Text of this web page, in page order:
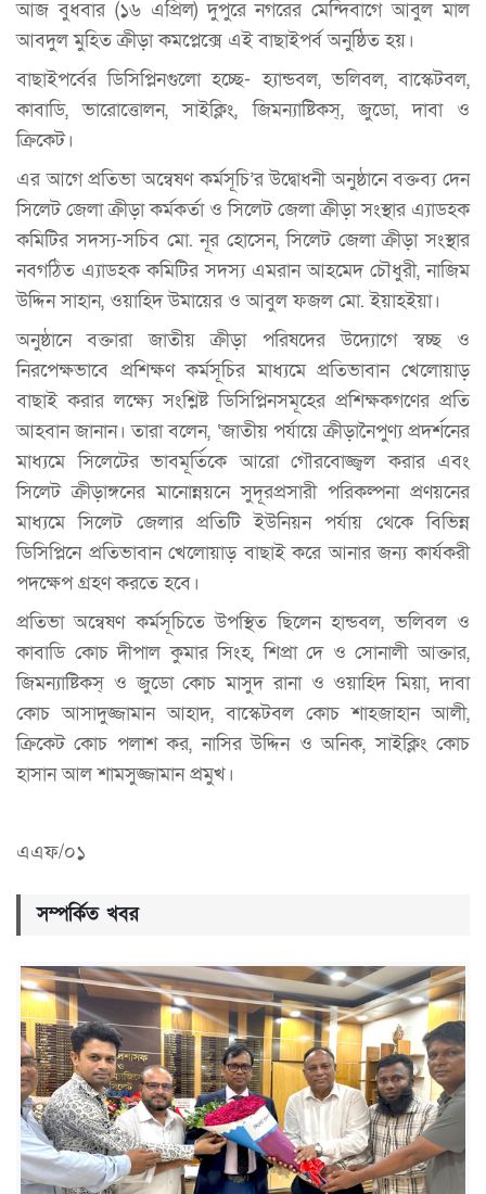
আজ বুধবার (১৬ এপ্রিল) দুপুরে নগরের মেন্দিবাগে আবুল মাল
আবদুল মুহিত ক্রীড়া কমপ্লেক্সে এই বাছাইপর্ব অনুষ্ঠিত হয়।
বাছাইপর্বের ডিসিপ্লিনগুলো হচ্ছে- হ্যান্ডবল, ভলিবল, বাস্কেটবল,
কাবাডি, ভারোত্তোলন, সাইক্লিং, জিমন্যাষ্টিকস্, জুডো, দাবা ও
ক্রিকেট।
এর আগে প্রতিভা অন্বেষণ কর্মসূচি’র উদ্বোধনী অনুষ্ঠানে বক্তব্য দেন
সিলেট জেলা ক্রীড়া কর্মকর্তা ও সিলেট জেলা ক্রীড়া সংস্থার এ্যাডহক
কমিটির সদস্য-সচিব মো. নূর হোসেন, সিলেট জেলা ক্রীড়া সংস্থার
নবগঠিত এ্যাডহক কমিটির সদস্য এমরান আহমেদ চৌধুরী, নাজিম
উদ্দিন সাহান, ওয়াহিদ উমায়ের ও আবুল ফজল মো. ইয়াহইয়া।
অনুষ্ঠানে বক্তারা জাতীয় ক্রীড়া পরিষদের উদ্যোগে স্বচ্ছ ও
নিরপেক্ষভাবে প্রশিক্ষণ কর্মসূচির মাধ্যমে প্রতিভাবান খেলোয়াড়
বাছাই করার লক্ষ্যে সংশ্লিষ্ট ডিসিপ্লিনসমূহের প্রশিক্ষকগণের প্রতি
আহবান জানান। তারা বলেন, ‘জাতীয় পর্যায়ে ক্রীড়ানৈপুণ্য প্রদর্শনের
মাধ্যমে সিলেটের ভাবমূর্তিকে আরো গৌরবোজ্জ্বল করার এবং
সিলেট ক্রীড়াঙ্গনের মানোন্নয়নে সুদূরপ্রসারী পরিকল্পনা প্রণয়নের
মাধ্যমে সিলেট জেলার প্রতিটি ইউনিয়ন পর্যায় থেকে বিভিন্ন
ডিসিপ্লিনে প্রতিভাবান খেলোয়াড় বাছাই করে আনার জন্য কার্যকরী
পদক্ষেপ গ্রহণ করতে হবে।
প্রতিভা অন্বেষণ কর্মসূচিতে উপস্থিত ছিলেন হান্ডবল, ভলিবল ও
কাবাডি কোচ দীপাল কুমার সিংহ, শিপ্রা দে ও সোনালী আক্তার,
জিমন্যাষ্টিকস্ ও জুডো কোচ মাসুদ রানা ও ওয়াহিদ মিয়া, দাবা
কোচ আসাদুজ্জামান আহাদ, বাস্কেটবল কোচ শাহজাহান আলী,
ক্রিকেট কোচ পলাশ কর, নাসির উদ্দিন ও অনিক, সাইক্লিং কোচ
হাসান আল শামসুজ্জামান প্রমুখ।
এএফ/০১
সম্পর্কিত খবর